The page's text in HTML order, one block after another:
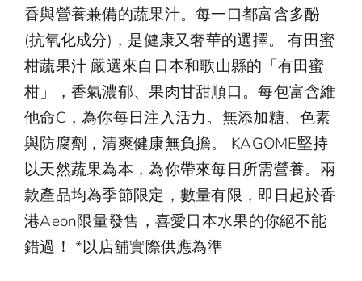
香與營養兼備的蔬果汁。每一口都富含多酚
(抗氧化成分)，是健康又奢華的選擇。 有田蜜
柑蔬果汁 嚴選來自日本和歌山縣的「有田蜜
柑」，香氣濃郁、果肉甘甜順口。每包富含維
他命C，為你每日注入活力。無添加糖、色素
與防腐劑，清爽健康無負擔。 KAGOME堅持
以天然蔬果為本，為你帶來每日所需營養。兩
款產品均為季節限定，數量有限，即日起於香
港Aeon限量發售，喜愛日本水果的你絕不能
錯過！ *以店舖實際供應為準